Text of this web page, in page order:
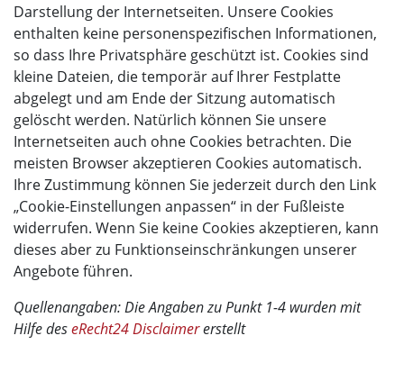
Darstellung der Internetseiten. Unsere Cookies
enthalten keine personenspezifischen Informationen,
so dass Ihre Privatsphäre geschützt ist. Cookies sind
kleine Dateien, die temporär auf Ihrer Festplatte
abgelegt und am Ende der Sitzung automatisch
gelöscht werden. Natürlich können Sie unsere
Internetseiten auch ohne Cookies betrachten. Die
meisten Browser akzeptieren Cookies automatisch.
Ihre Zustimmung können Sie jederzeit durch den Link
„Cookie-Einstellungen anpassen“ in der Fußleiste
widerrufen. Wenn Sie keine Cookies akzeptieren, kann
dieses aber zu Funktionseinschränkungen unserer
Angebote führen.
Quellenangaben: Die Angaben zu Punkt 1-4 wurden mit
Hilfe deseRecht24 Disclaimererstellt